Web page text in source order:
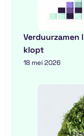
Verduurzamen
klopt
18 mei 2026